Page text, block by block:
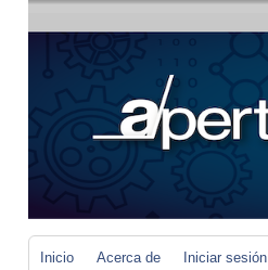
Inicio Acerca de Iniciar sesión